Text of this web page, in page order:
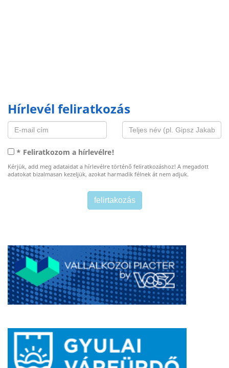
Hírlevél feliratkozás
* Feliratkozom a hírlevélre!
Kérjük, add meg adataidat a hírlevélre történő feliratkozáshoz! A megadott
adatokat bizalmasan kezeljük, azokat harmadik félnek át nem adjuk.